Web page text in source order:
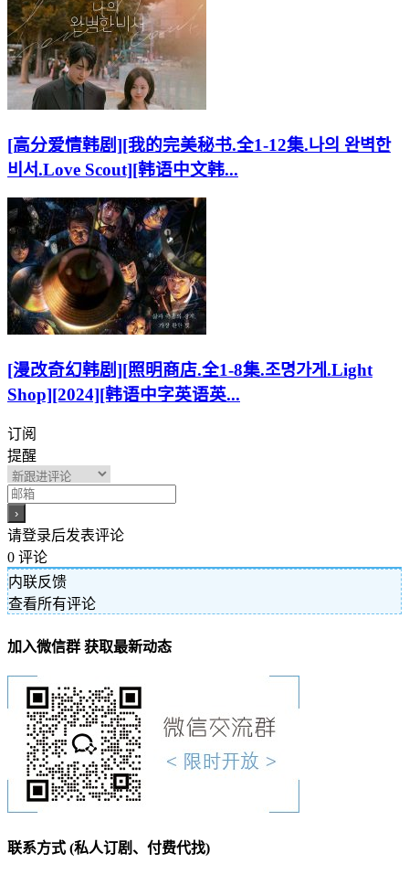
[高分爱情韩剧][我的完美秘书.全1-12集.나의 완벽한
비서.Love Scout][韩语中文韩...
[漫改奇幻韩剧][照明商店.全1-8集.조명가게.Light
Shop][2024][韩语中字英语英...
订阅
提醒
请登录后发表评论
0 评论
内联反馈
查看所有评论
加入微信群 获取最新动态
联系方式 (私人订剧、付费代找)